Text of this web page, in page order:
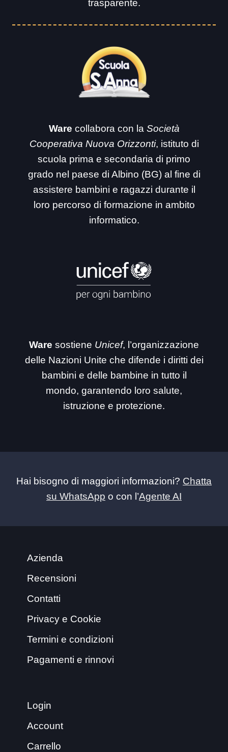
trasparente.
Ware collabora con la Società
Cooperativa Nuova Orizzonti, istituto di
scuola prima e secondaria di primo
grado nel paese di Albino (BG) al fine di
assistere bambini e ragazzi durante il
loro percorso di formazione in ambito
informatico.
Ware sostiene Unicef, l’organizzazione
delle Nazioni Unite che difende i diritti dei
bambini e delle bambine in tutto il
mondo, garantendo loro salute,
istruzione e protezione.
Hai bisogno di maggiori informazioni? Chatta
su WhatsApp o con l’Agente AI
Azienda
Recensioni
Contatti
Privacy e Cookie
Termini e condizioni
Pagamenti e rinnovi
Login
Account
Carrello